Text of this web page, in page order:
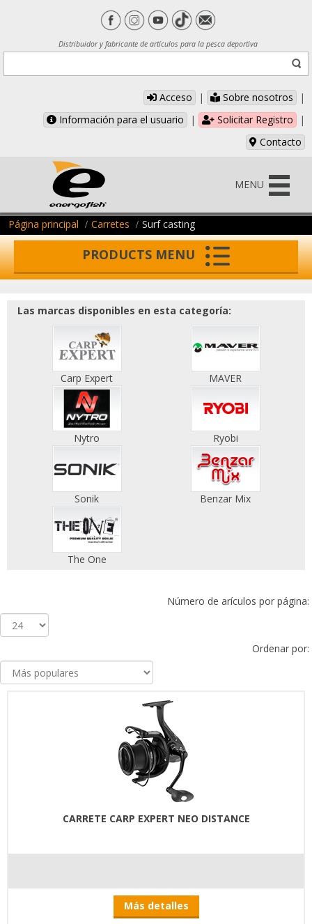
Distribuidor y fabricante de artículos para la pesca deportiva
Acceso | Sobre nosotros
|
Información para el usuario
| Solicitar Registro
|
Contacto
MENU
Página principal Carretes Surf casting
PRODUCTS MENU
Las marcas disponibles en esta categoría:
Carp Expert MAVER
Nytro Ryobi
Sonik Benzar Mix
The One
Número de arículos por página:
Ordenar por:
CARRETE CARP EXPERT NEO DISTANCE
Más detalles